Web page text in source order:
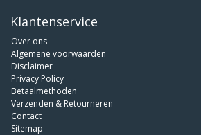
Klantenservice
Over ons
Algemene voorwaarden
Disclaimer
Privacy Policy
Betaalmethoden
Verzenden & Retourneren
Contact
Sitemap